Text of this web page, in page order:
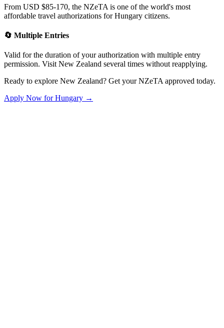
From USD $85-170, the NZeTA is one of the world's most
affordable travel authorizations forHungary citizens.
🔄 Multiple Entries
Valid for the duration of your authorization with multiple entry
permission. Visit New Zealand several times without reapplying.
Ready to explore New Zealand? Get your NZeTA approved today.
Apply Now forHungary →